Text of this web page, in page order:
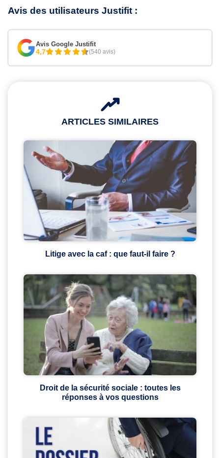
Avis des utilisateurs Justifit :
Avis Google Justifit
4,7 (540 avis)
ARTICLES SIMILAIRES
Litige avec la caf : que faut-il faire ?
Droit de la sécurité sociale : toutes les
réponses à vos questions